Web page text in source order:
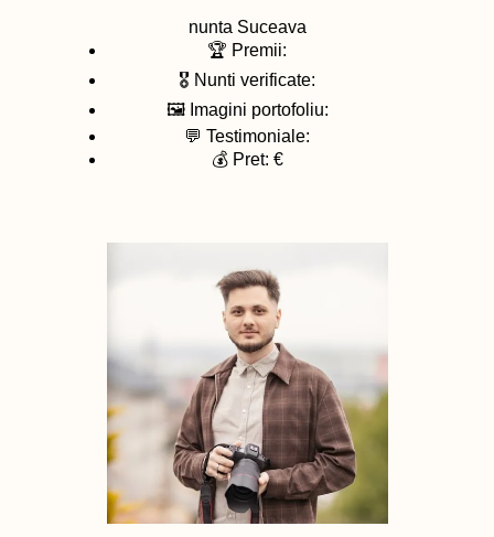
nunta Suceava
🏆 Premii:
🎖️ Nunti verificate:
🖼️ Imagini portofoliu:
💬 Testimoniale:
💰 Pret: €